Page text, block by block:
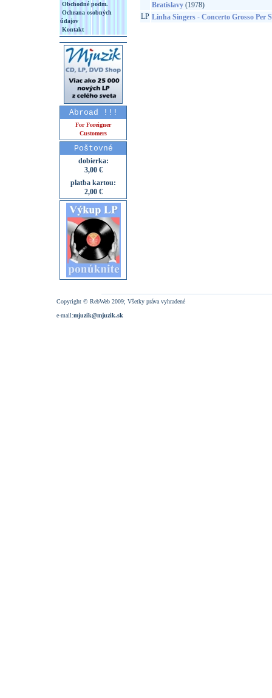
Obchodné podm.
Ochrana osobných
údajov
Kontakt
Abroad !!!
For Foreigner
Customers
Poštovné
dobierka:
3,00 €
platba kartou:
2,00 €
Bratislavy(1978)
LP Linha Singers - Concerto Grosso Per
Copyright © RebWeb 2009; Všetky práva vyhradené
e-mail:mjuzik@mjuzik.sk